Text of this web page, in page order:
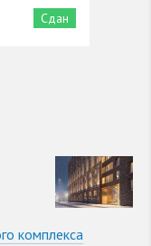
Сдан
комплекса